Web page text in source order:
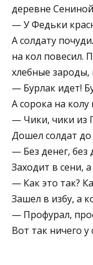
деревне
— У Федьки
А солдату
на кол повесил.
хлебные зароды,
— Бурлак идет!
А сорока на колу
— Чики, чики из
Дошел солдат до
— Без денег, без
Заходит в сени,
— Как это так?
Зашел в избу, а
— Профурал,
Вот так ничего у